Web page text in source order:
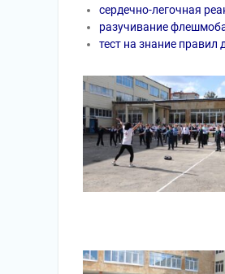
сердечно-легочная
разучивание
тест на знание